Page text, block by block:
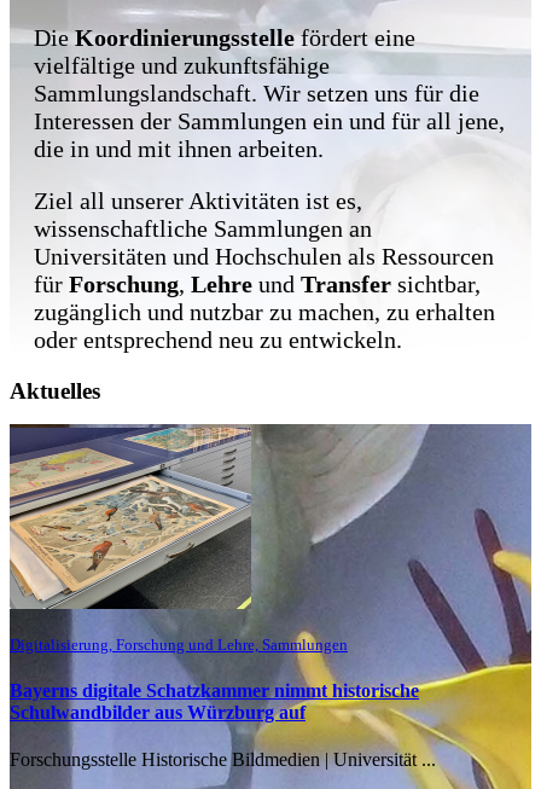
DieKoordinierungsstellefördert eine
vielfältige und zukunftsfähige
Sammlungslandschaft. Wir setzen uns für die
Interessen der Sammlungen ein und für all jene,
die in und mit ihnen arbeiten.
Ziel all unserer Aktivitäten ist es,
wissenschaftliche Sammlungen an
Universitäten und Hochschulen als Ressourcen
für Forschung, Lehre und Transfer sichtbar,
zugänglich und nutzbar zu machen, zu erhalten
oder entsprechend neu zu entwickeln.
Aktuelles
Digitalisierung, Forschung und Lehre, Sammlungen
Bayerns digitale Schatzkammer nimmt historische
Schulwandbilder aus Würzburg auf
Forschungsstelle Historische Bildmedien | Universität ...